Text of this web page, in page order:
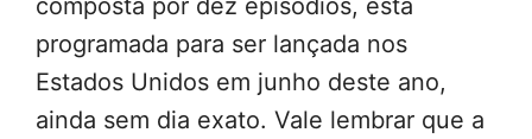
composta por dez episódios, está
programada para ser lançada nos
Estados Unidos em junho deste ano,
ainda sem dia exato. Vale lembrar que a